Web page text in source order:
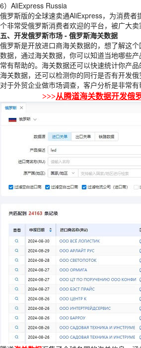
6）AliExpress Russia
俄罗斯版的全球速卖通AliExpress，为消费者
个非常受俄罗斯消费者欢迎的平台，被广大卖
五、开发俄罗斯市场 - 俄罗斯海关数据
俄罗斯是开放进口商海关数据的，想了解这
数据，通过海关数据，你可以知道当地哪些
常有帮助的。海关数据还可以快速统计你产
海关数据，还可以检测你的同行是否有开发
对于外贸企业做市场调查，客户分析是非常有
>>>从腾道海关数据开发俄